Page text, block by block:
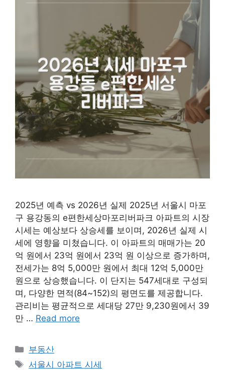
2025년 예측 vs 2026년 실제 2025년 서울시 마포
구 용강동의 e편한세상마포리버파크 아파트의 시장
시세는 예상보다 상승세를 보이며, 2026년 실제 시
세에 영향을 미쳤습니다. 이 아파트의 매매가는 20
억 원에서 23억 원에서 23억 원 이상으로 증가하며,
전세가는 8억 5,000만 원에서 최대 12억 5,000만
원으로 상승했습니다. 이 단지는 547세대로 구성되
며, 다양한 면적(84~152)의 평면도를 제공합니다.
관리비는 평균적으로 세대당 27만 9,230원에서 39
만 … Read more
Categories
부동산
Tags
서울시 아파트 시세